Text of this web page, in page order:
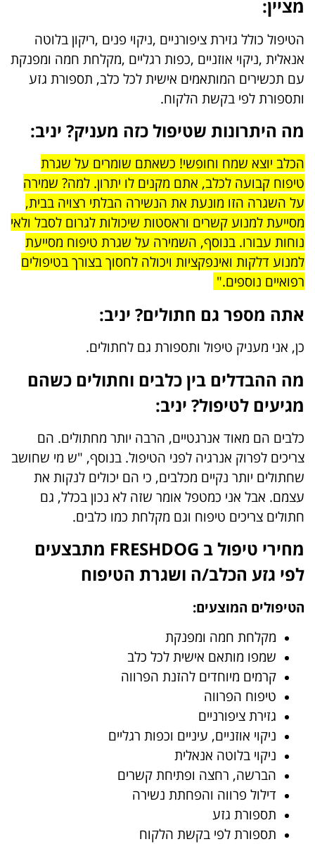
מציין:
הטיפול כולל גזירת ציפורניים ,ניקוי פנים ,ריקון בלוטה
אנאלית ,ניקוי אוזניים ,כפות רגליים ,מקלחת חמה ומפנקת
עם תכשירים המותאמים אישית לכל כלב, תספורת גזע
ותספורת לפי בקשת הלקוח.
מה היתרונות שטיפול כזה מעניק? יניב:
הכלב יוצא שמח וחופשי! כשאתם שומרים על שגרת
טיפוח קבועה לכלב, אתם מקנים לו יתרון. למה? שמירה
על השגרה הזו מונעת את הנשירה הבלתי רצויה בבית,
מסייעת למנוע קשרים וראסטות שיכולות לגרום לסבל ולאי
נוחות עבורו. בנוסף, השמירה על שגרת טיפוח מסייעת
למנוע דלקות ואינפקציות ויכולה לחסוך בצורך בטיפולים
רפואיים נוספים."
אתה מספר גם חתולים? יניב:
כן, אני מעניק טיפול ותספורת גם לחתולים.
מה ההבדלים בין כלבים וחתולים כשהם
מגיעים לטיפול? יניב:
כלבים הם מאוד אנרגטיים, הרבה יותר מחתולים. הם
צריכים לפרוק אנרגיה לפני הטיפול. בנוסף, "ש מי שחושב
שחתולים יותר נקיים מכלבים, כי הם יכולים לנקות את
עצמם. אבל אני כמטפל אומר שזה לא נכון בכלל, גם
חתולים צריכים טיפוח וגם מקלחת כמו כלבים.
מחירי טיפול ב FRESHDOG מתבצעים
לפי גזע הכלב/ה ושגרת הטיפוח
הטיפולים המוצעים:
מקלחת חמה ומפנקת
שמפו מותאם אישית לכל כלב
קרמים מיוחדים להזנת הפרווה
טיפוח הפרווה
גזירת ציפורניים
ניקוי אוזניים, עיניים וכפות רגליים
ניקוי בלוטה אנאלית
הברשה, רחצה ופתיחת קשרים
דילול פרווה והפחתת נשירה
תספורת גזע
תספורת לפי בקשת הלקוח